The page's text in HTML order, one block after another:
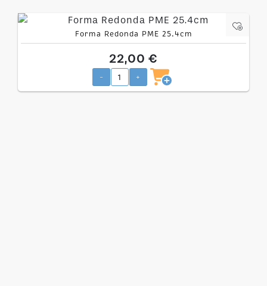
Forma Redonda PME 25.4cm
22,00 €
- +